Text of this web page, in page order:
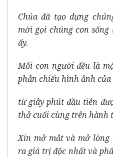
Chúa đã tạo dựng
mời gọi chúng con
ấy.
Mỗi con người đều là
phản chiếu hình ảnh của
từ giây phút đầu tiên
thở cuối cùng trên hành
Xin mở mắt và mở lòng
ra giá trị độc nhất và